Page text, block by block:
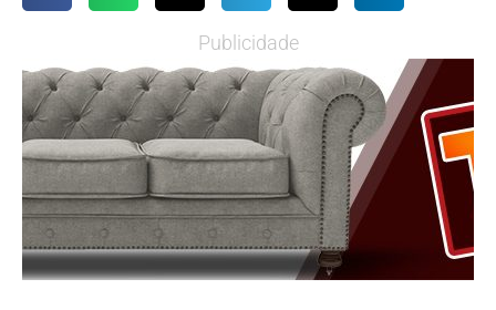
Publicidade